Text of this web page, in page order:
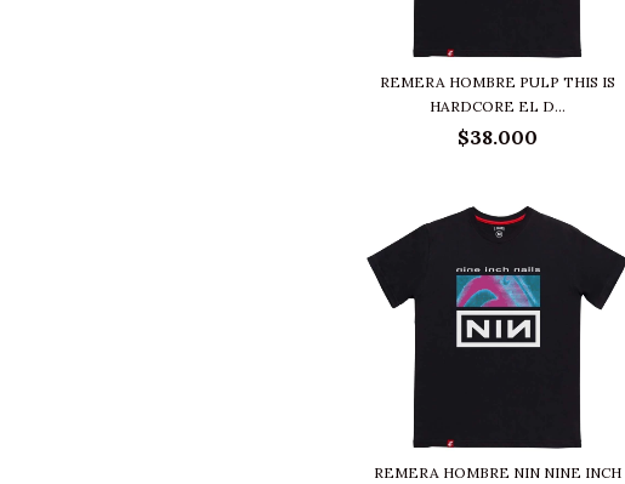
REMERA HOMBRE PULP THIS IS
HARDCORE EL D...
$38.000
REMERA HOMBRE NIN NINE INCH